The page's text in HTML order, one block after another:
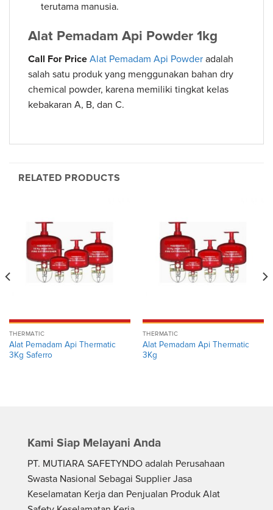
terutama manusia.
Alat Pemadam Api Powder 1kg
Call For Price Alat Pemadam Api Powder adalah
salah satu produk yang menggunakan bahan dry
chemical powder, karena memiliki tingkat kelas
kebakaran A, B, dan C.
RELATED PRODUCTS
THERMATIC
Alat Pemadam Api Thermatic
3Kg Saferro
THERMATIC
Alat Pemadam Api Thermatic
3Kg
Kami Siap Melayani Anda
PT. MUTIARA SAFETYNDO adalah Perusahaan
Swasta Nasional Sebagai Supplier Jasa
Keselamatan Kerja dan Penjualan Produk Alat